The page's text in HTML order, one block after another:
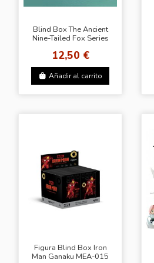
Blind Box The Ancient
Nine-Tailed Fox Series
12,50 €
Añadir al carrito
Figura Blind Box Iron
Man Ganaku MEA-015